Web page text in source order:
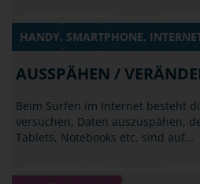
HANDY, SMARTPHONE,
AUSSPÄHEN /
Beim Surfen im Internet besteht
versuchen, Daten auszuspähen,
Tablets, Notebooks etc. sind auf…